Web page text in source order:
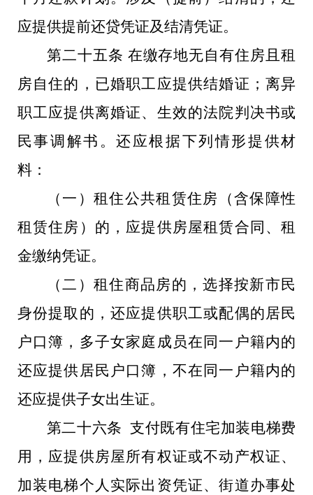
应提供提前还贷凭证及结清凭证。
第二十五条 在缴存地无自有住房且租
房自住的，已婚职工应提供结婚证；离异
职工应提供离婚证、生效的法院判决书或
民事调解书。还应根据下列情形提供材
料：
（一）租住公共租赁住房（含保障性
租赁住房）的，应提供房屋租赁合同、租
金缴纳凭证。
（二）租住商品房的，选择按新市民
身份提取的，还应提供职工或配偶的居民
户口簿，多子女家庭成员在同一户籍内的
还应提供居民户口簿，不在同一户籍内的
还应提供子女出生证。
第二十六条 支付既有住宅加装电梯费
用，应提供房屋所有权证或不动产权证、
加装电梯个人实际出资凭证、街道办事处